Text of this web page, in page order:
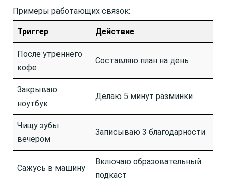
Примеры работающих связок:
Триггер Действие
После утреннего
кофе
Составляю план на день
Закрываю
ноутбук
Делаю 5 минут разминки
Чищу зубы
вечером
Записываю 3 благодарности
Сажусь в машину
Включаю образовательный
подкаст